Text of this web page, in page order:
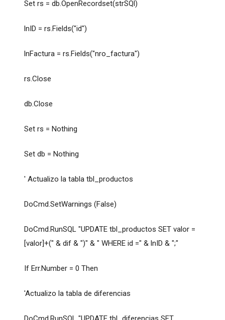
Set rs = db.OpenRecordset(strSQl)
lnID = rs.Fields("id")
lnFactura = rs.Fields("nro_factura")
rs.Close
db.Close
Set rs = Nothing
Set db = Nothing
' Actualizo la tabla tbl_productos
DoCmd.SetWarnings (False)
DoCmd.RunSQL "UPDATE tbl_productos SET valor =
[valor]+(" & dif & ")" & " WHERE id =" & lnID & ";"
If Err.Number = 0 Then
'Actualizo la tabla de diferencias